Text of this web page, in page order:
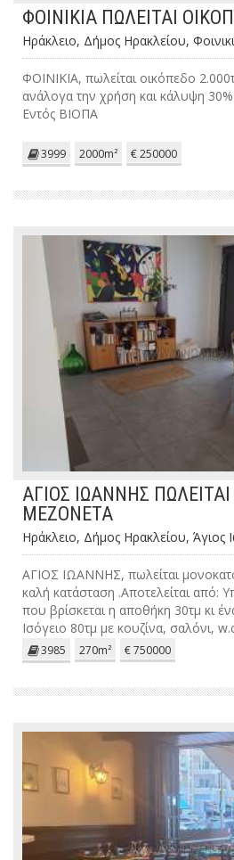
ΦΟΙΝΙΚΙΑ ΠΩΛΕΙΤΑΙ
Ηράκλειο, Δήμος Ηρακλείου,
ΦΟΙΝΙΚΙΑ, πωλείται οικόπεδο
ανάλογα την χρήση και κάλυψη
Εντός ΒΙΟΠΑ
3999 2000m² € 250000
ΑΓΙΟΣ ΙΩΑΝΝΗΣ
ΜΕΖΟΝΕΤΑ
Ηράκλειο, Δήμος Ηρακλείου, Άγιος
ΑΓΙΟΣ ΙΩΑΝΝΗΣ, πωλείται
καλή κατάσταση .Αποτελείται από:
που βρίσκεται η αποθήκη 30τμ κι
Ισόγειο 80τμ με κουζίνα, σαλόνι,
όροφο 80τμ, υπάρχουν τρία
βεστιάριο και w.c. 1 μπάνιο και
Διαθέτει αντλία θερότητας, ηλιακό,
3985 270m² € 750000